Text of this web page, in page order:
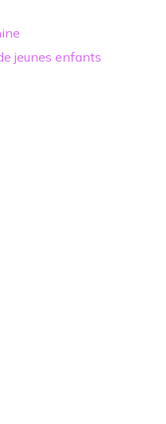
jeunes enfants